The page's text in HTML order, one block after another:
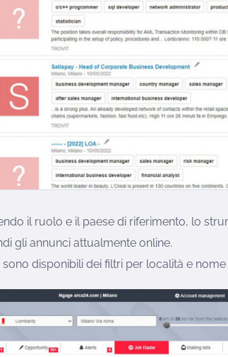
il ruolo e il paese di riferimento, lo
gli annunci attualmente online.
sono disponibili dei filtri per località e nome